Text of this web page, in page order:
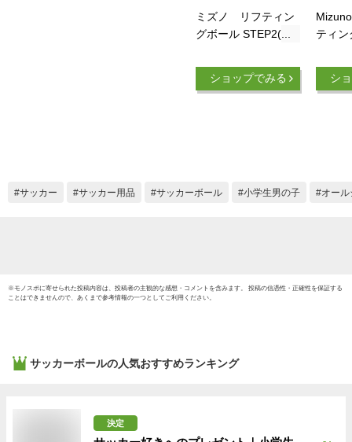
ミズノ リフティン
グボール STEP2(や
MIZUNO ボール
ショップでみる
ティン
）
シ
サッカー サッカー用品 サッカーボール 小学生男の子 オー
※モノスポに寄せられた投稿内容は、投稿者の主観的な感想・コメントを含みます。 投稿の信憑性・正確性を保証する
ことはできませんので、あくまで参考情報の一つとしてご利用ください。
サッカーボールの人気おすすめランキング
決定